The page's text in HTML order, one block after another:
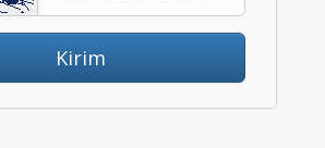
Kirim